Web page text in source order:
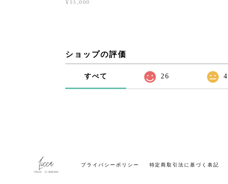
¥55,000
ショップの評価
すべて 26 4
プライバシーポリシー 特定商取引法に基づく表記